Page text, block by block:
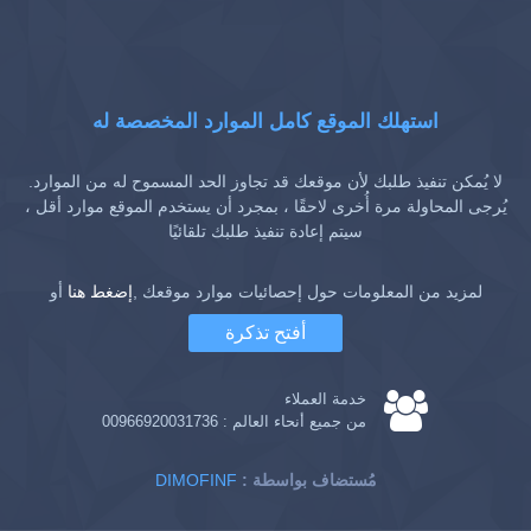
استهلك الموقع كامل الموارد المخصصة له
لا يُمكن تنفيذ طلبك لأن موقعك قد تجاوز الحد المسموح له من الموارد.
يُرجى المحاولة مرة أُخرى لاحقًا ، بمجرد أن يستخدم الموقع موارد أقل ،
سيتم إعادة تنفيذ طلبك تلقائيًا
لمزيد من المعلومات حول إحصائيات موارد موقعك ,إضغط هنا أو
أفتح تذكرة
خدمة العملاء
من جميع أنحاء العالم : 00966920031736
DIMOFINF : مُستضاف بواسطة